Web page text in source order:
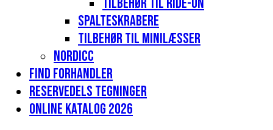
Spalteskrabere
Tilbehør til minilæsser
Nordicc
Find forhandler
Reservedels tegninger
Online katalog 2026